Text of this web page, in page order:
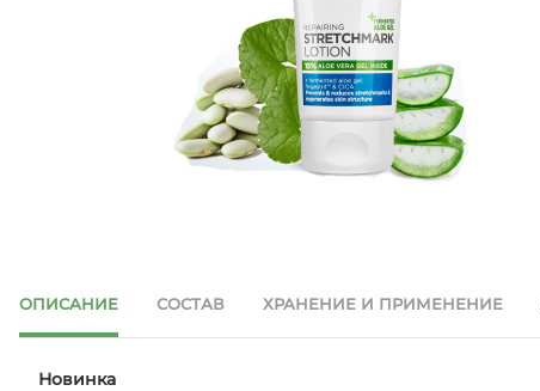
ОПИСАНИЕ СОСТАВ ХРАНЕНИЕ И ПРИМЕНЕНИЕ
Новинка